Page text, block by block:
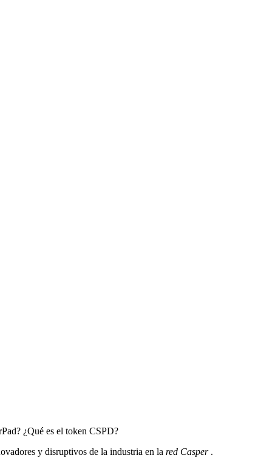
¿Qué es el token CSPD?
y disruptivos de la industria en la red Casper.